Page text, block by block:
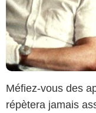
Méfiez-vous des
répètera jamais